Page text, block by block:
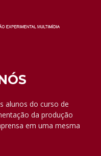
alunos do curso de
da produção
em uma mesma